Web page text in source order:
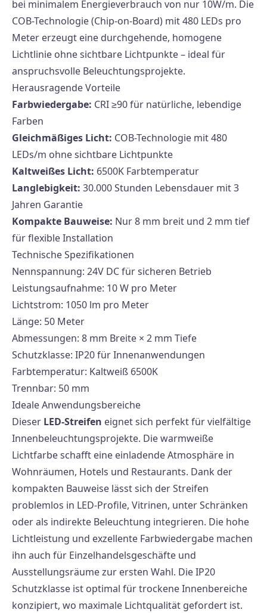
bei minimalem Energieverbrauch von nur 10W/m. Die
COB-Technologie (Chip-on-Board) mit 480 LEDs pro
Meter erzeugt eine durchgehende, homogene
Lichtlinie ohne sichtbare Lichtpunkte – ideal für
anspruchsvolle Beleuchtungsprojekte.
Herausragende Vorteile
Farbwiedergabe: CRI ≥90 für natürliche, lebendige
Farben
Gleichmäßiges Licht: COB-Technologie mit 480
LEDs/m ohne sichtbare Lichtpunkte
Kaltweißes Licht: 6500K Farbtemperatur
Langlebigkeit: 30.000 Stunden Lebensdauer mit 3
Jahren Garantie
Kompakte Bauweise: Nur 8 mm breit und 2 mm tief
für flexible Installation
Technische Spezifikationen
Nennspannung: 24V DC für sicheren Betrieb
Leistungsaufnahme: 10 W pro Meter
Lichtstrom: 1050 lm pro Meter
Länge: 50 Meter
Abmessungen: 8 mm Breite × 2 mm Tiefe
Schutzklasse: IP20 für Innenanwendungen
Farbtemperatur: Kaltweiß 6500K
Trennbar: 50 mm
Ideale Anwendungsbereiche
Dieser LED-Streifen eignet sich perfekt für vielfältige
Innenbeleuchtungsprojekte. Die warmweiße
Lichtfarbe schafft eine einladende Atmosphäre in
Wohnräumen, Hotels und Restaurants. Dank der
kompakten Bauweise lässt sich der Streifen
problemlos in LED-Profile, Vitrinen, unter Schränken
oder als indirekte Beleuchtung integrieren. Die hohe
Lichtleistung und exzellente Farbwiedergabe machen
ihn auch für Einzelhandelsgeschäfte und
Ausstellungsräume zur ersten Wahl. Die IP20
Schutzklasse ist optimal für trockene Innenbereiche
konzipiert, wo maximale Lichtqualität gefordert ist.